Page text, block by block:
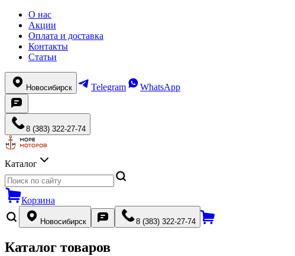
О нас
Акции
Оплата и доставка
Контакты
Статьи
Новосибирск Telegram WhatsApp
8 (383) 322-27-74
Каталог
Корзина
Новосибирск 8 (383) 322-27-74
Каталог товаров